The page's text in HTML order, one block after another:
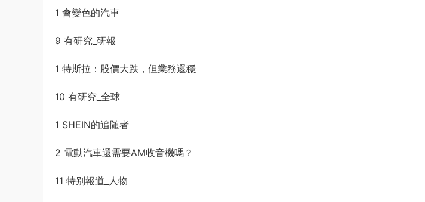
1 會變色的汽車
9 有研究_研報
1 特斯拉：股價大跌，但業務還穩
10 有研究_全球
1 SHEIN的追随者
2 電動汽車還需要AM收音機嗎？
11 特别報道_人物